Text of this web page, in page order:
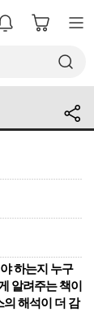
하는지 누구
알려주는 책이
해석이 더 감